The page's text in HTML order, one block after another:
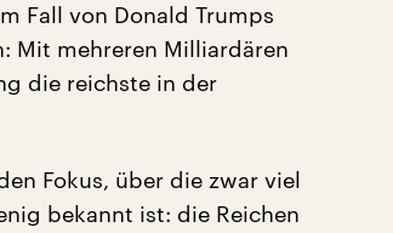
Fall von Donald Trumps
Mit mehreren Milliardären
die reichste in der
Fokus, über die zwar viel
bekannt ist: die Reichen